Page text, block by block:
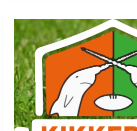
KIKKERVIS
ACADEMIE
IN
MEI
VAN
START